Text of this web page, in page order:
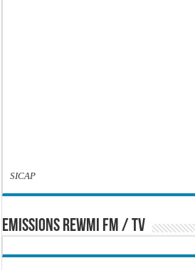
SICAP
EMISSIONS REWMI FM / TV